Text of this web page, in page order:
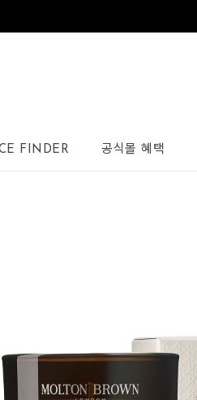
FINDER 공식몰 혜택